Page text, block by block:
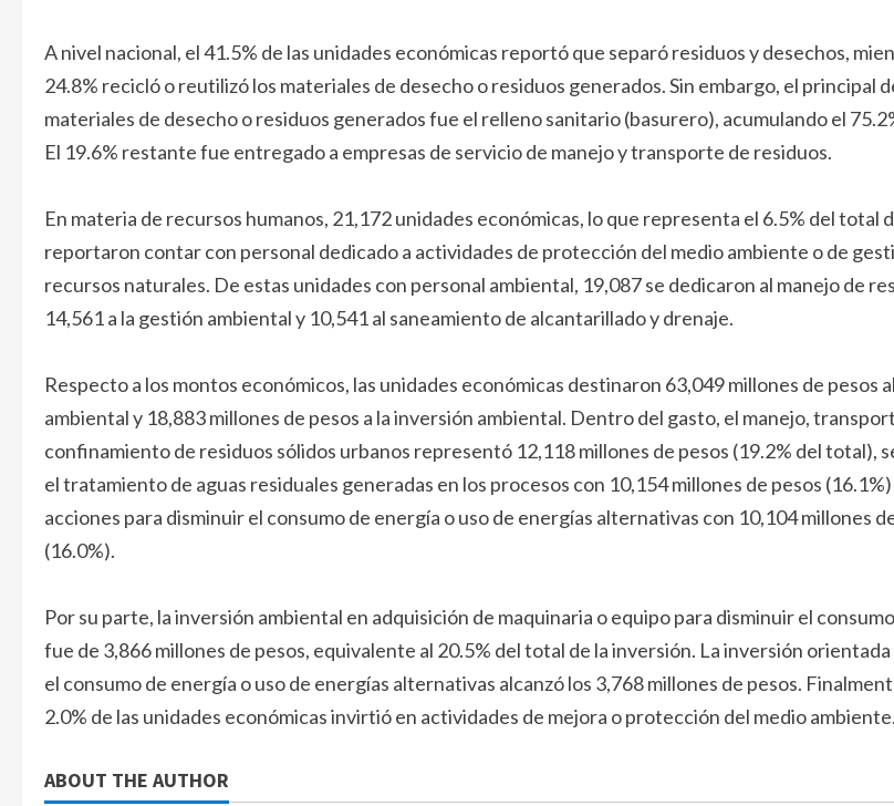
A nivel nacional, el 41.5% de las unidades económicas reportó que separó residuos y desechos,
24.8% recicló o reutilizó los materiales de desecho o residuos generados. Sin embargo, el principal
materiales de desecho o residuos generados fue el relleno sanitario (basurero), acumulando el
El 19.6% restante fue entregado a empresas de servicio de manejo y transporte de residuos.
En materia de recursos humanos, 21,172 unidades económicas, lo que representa el 6.5% del total
reportaron contar con personal dedicado a actividades de protección del medio ambiente o de
recursos naturales. De estas unidades con personal ambiental, 19,087 se dedicaron al manejo de
14,561 a la gestión ambiental y 10,541 al saneamiento de alcantarillado y drenaje.
Respecto a los montos económicos, las unidades económicas destinaron 63,049 millones de pesos
ambiental y 18,883 millones de pesos a la inversión ambiental. Dentro del gasto, el manejo,
confinamiento de residuos sólidos urbanos representó 12,118 millones de pesos (19.2% del total),
el tratamiento de aguas residuales generadas en los procesos con 10,154 millones de pesos (16.1%)
acciones para disminuir el consumo de energía o uso de energías alternativas con 10,104 millones
(16.0%).
Por su parte, la inversión ambiental en adquisición de maquinaria o equipo para disminuir el
fue de 3,866 millones de pesos, equivalente al 20.5% del total de la inversión. La inversión
el consumo de energía o uso de energías alternativas alcanzó los 3,768 millones de pesos.
2.0% de las unidades económicas invirtió en actividades de mejora o protección del medio ambiente.
ABOUT THE AUTHOR